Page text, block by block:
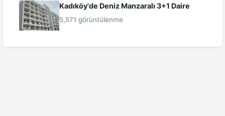
Kadıköy'de Deniz Manzaralı 3+1 Daire
5,571 görüntülenme